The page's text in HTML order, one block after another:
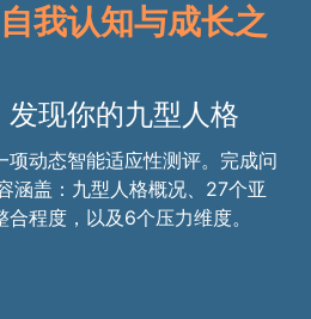
我认知与成长之
发现你的九型人格
项动态智能适应性测评。完成问
涵盖：九型人格概况、27个亚
程度，以及6个压力维度。